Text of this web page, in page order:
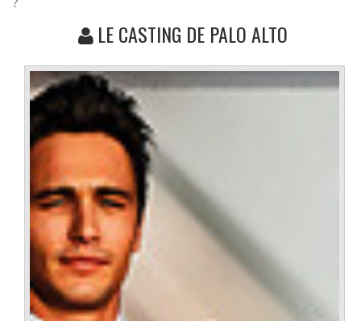
LE CASTING DE PALO ALTO